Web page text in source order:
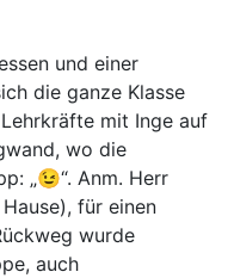
und einer
die ganze Klasse
mit Inge auf
wo die
„😉“. Anm. Herr
für einen
wurde
auch